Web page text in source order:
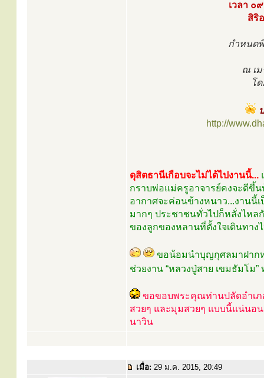
เวลา ๐
สิริ
กำหนด
ณ เ
โ
http://
ดุสิตธานีเกือบจะไม่ได้ไปงานนี้...
กราบพ่อแม่ครูอาจารย์คงจะดีขึ้น
อากาศจะค่อนข้างหนาว...งานนี้
มากๆ ประชาชนทั่วไปก็หลั่งไหล
ของลูกของหลานที่ตั้งใจเดินทาง
ขอน้อมนำบุญกุศลมาฝาก
ช่วยงาน “หลวงปู่สาย เขมธัมโม
ขอขอบพระคุณท่านปลัดอำเภ
สวยๆ และมุมสวยๆ แบบนี้แน่นอ
นาวิน
เมื่อ: 29 ม.ค. 2015, 20:49